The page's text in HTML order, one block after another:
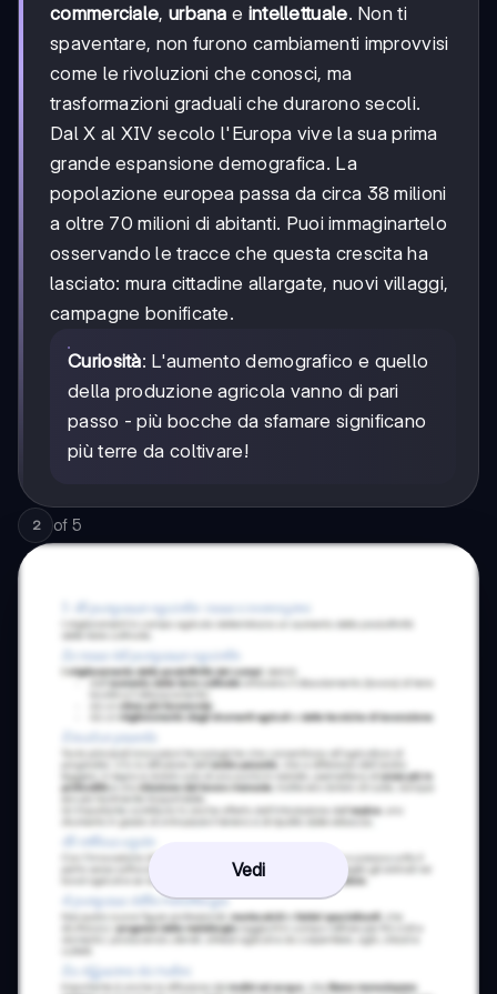
commerciale, urbana e intellettuale. Non ti
spaventare, non furono cambiamenti improvvisi
come le rivoluzioni che conosci, ma
trasformazioni graduali che durarono secoli.
Dal X al XIV secolo l'Europa vive la sua prima
grande espansione demografica. La
popolazione europea passa da circa 38 milioni
a oltre 70 milioni di abitanti. Puoi immaginartelo
osservando le tracce che questa crescita ha
lasciato: mura cittadine allargate, nuovi villaggi,
campagne bonificate.
Curiosità: L'aumento demografico e quello
della produzione agricola vanno di pari
passo - più bocche da sfamare significano
più terre da coltivare!
2 of 5
Vedi